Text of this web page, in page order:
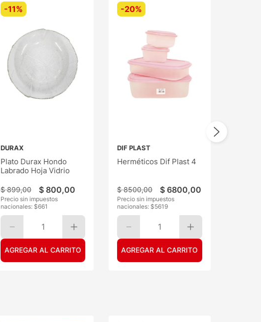
-11%
DURAX
Plato Durax Hondo
Labrado Hoja Vidrio
$ 899,00 $ 800,00
Precio sin impuestos
nacionales: $661
1
AGREGAR AL CARRITO
-20%
DIF PLAST
Herméticos Dif Plast 4
$ 8500,00 $ 6800,00
Precio sin impuestos
nacionales: $5619
1
AGREGAR AL CARRITO